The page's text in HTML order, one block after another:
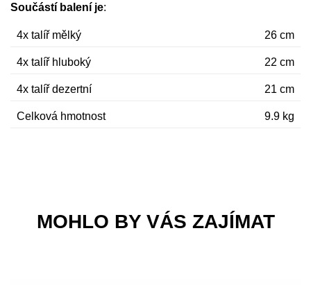
Součástí balení je:
4x talíř mělký 26 cm
4x talíř hluboký 22 cm
4x talíř dezertní 21 cm
Celková hmotnost 9.9 kg
MOHLO BY VÁS ZAJÍMAT